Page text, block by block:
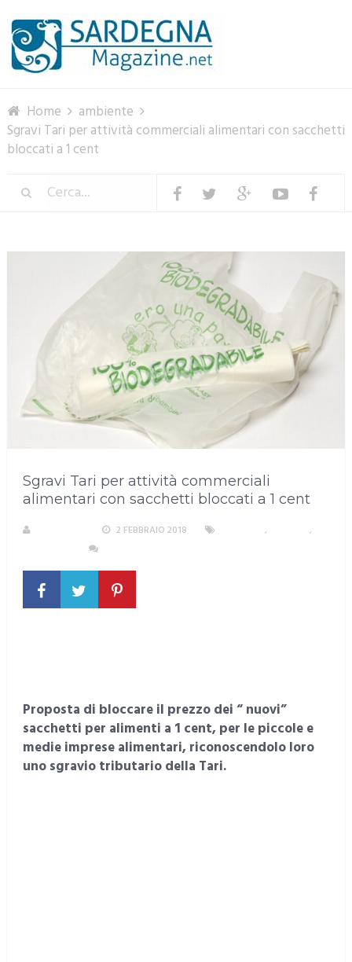
Home
ambiente
Sgravi Tari per attività commerciali alimentari con sacchetti
bloccati a 1 cent
Sgravi Tari per attività commerciali
alimentari con sacchetti bloccati a 1 cent
2 FEBBRAIO 2018 ,
,
Proposta di bloccare il prezzo dei “ nuovi”
sacchetti per alimenti a 1 cent, per le piccole e
medie imprese alimentari, riconoscendolo loro
uno sgravio tributario della Tari.